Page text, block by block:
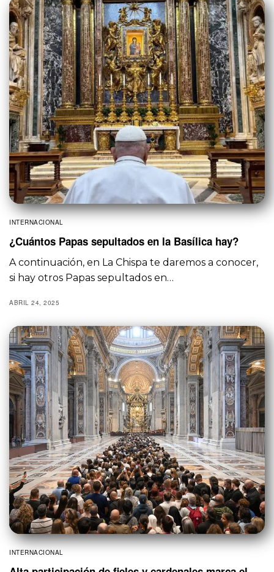
INTERNACIONAL
¿Cuántos Papas sepultados en la Basílica hay?
A continuación, en La Chispa te daremos a conocer,
si hay otros Papas sepultados en…
ABRIL 24, 2025
INTERNACIONAL